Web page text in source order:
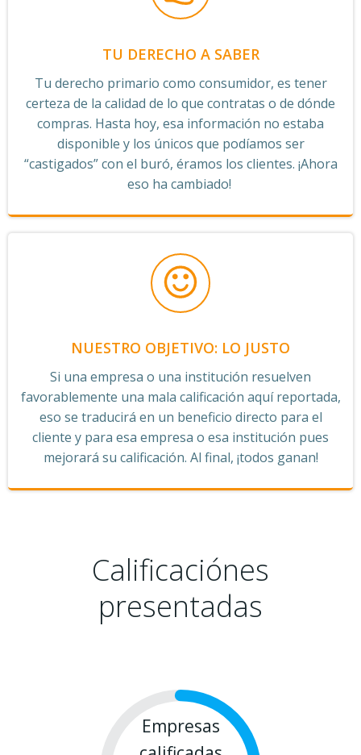
TU DERECHO A SABER
Tu derecho primario como consumidor, es tener
certeza de la calidad de lo que contratas o de dónde
compras. Hasta hoy, esa información no estaba
disponible y los únicos que podíamos ser
“castigados” con el buró, éramos los clientes. ¡Ahora
eso ha cambiado!
NUESTRO OBJETIVO: LO JUSTO
Si una empresa o una institución resuelven
favorablemente una mala calificación aquí reportada,
eso se traducirá en un beneficio directo para el
cliente y para esa empresa o esa institución pues
mejorará su calificación. Al final, ¡todos ganan!
Calificaciónes
presentadas
Empresas